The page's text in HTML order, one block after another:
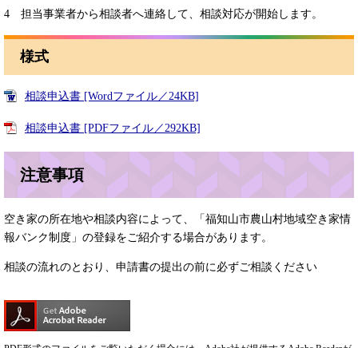
4 担当事業者から相談者へ連絡して、相談対応が開始します。
様式
相談申込書 [Wordファイル／24KB]
相談申込書 [PDFファイル／292KB]
注意事項
空き家の所在地や相談内容によって、「福知山市農山村地域空き家情
報バンク制度」の登録をご紹介する場合があります。
相談の流れのとおり、申請書の提出の前に必ずご相談ください